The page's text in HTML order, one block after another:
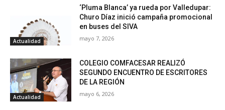
Actualidad
‘Pluma Blanca’ ya rueda por Valledupar:
Churo Díaz inició campaña promocional
en buses del SIVA
mayo 7, 2026
Actualidad
COLEGIO COMFACESAR REALIZÓ
SEGUNDO ENCUENTRO DE ESCRITORES
DE LA REGIÓN
mayo 6, 2026